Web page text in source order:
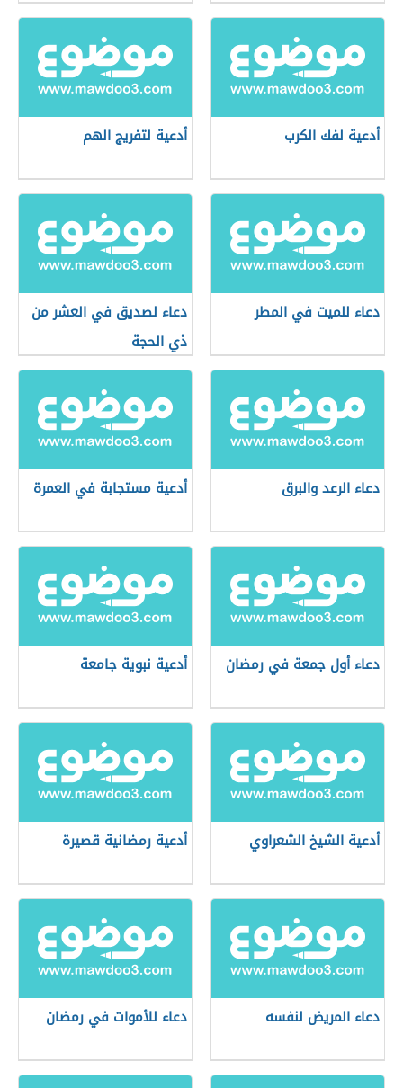
أدعية لفك الكرب أدعية لتفريج الهم
دعاء للميت في المطر
دعاء لصديق في العشر من
ذي الحجة
دعاء الرعد والبرق أدعية مستجابة في العمرة
دعاء أول جمعة في رمضان أدعية نبوية جامعة
أدعية الشيخ الشعراوي أدعية رمضانية قصيرة
دعاء المريض لنفسه دعاء للأموات في رمضان